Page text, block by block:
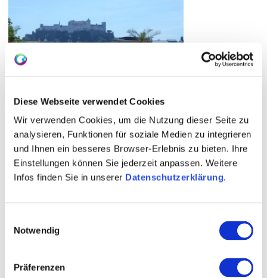
Diese Webseite verwendet Cookies
Wir verwenden Cookies, um die Nutzung dieser Seite zu
analysieren, Funktionen für soziale Medien zu integrieren
und Ihnen ein besseres Browser-Erlebnis zu bieten. Ihre
Einstellungen können Sie jederzeit anpassen. Weitere
Infos finden Sie in unserer Datenschutzerklärung.
Notwendig
Präferenzen
Weitere Bilder